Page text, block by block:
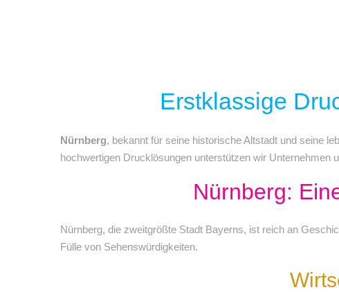
Erstklassige
Nürnberg, bekannt für seine historische Altstadt und seine
hochwertigen Drucklösungen unterstützen wir Unternehmen
Nürnberg:
Nürnberg, die zweitgrößte Stadt Bayerns, ist reich an
Fülle von Sehenswürdigkeiten.